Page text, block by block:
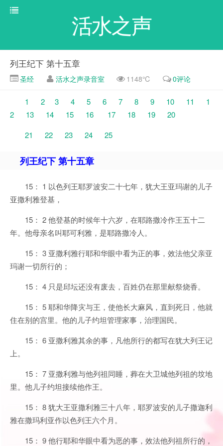
活水之声
列王纪下 第十五章
圣经 活水之声录音室 1148℃ 0评论
1 2 3 4 5 6 7 8 9 10 11
1
2
13 14 15 16 17 18 19
20
21
22 23 24 25
列王纪下 第十五章
15： 1 以色列王耶罗波安二十七年，犹大王亚玛谢的儿子
亚撒利雅登基，
15： 2 他登基的时候年十六岁，在耶路撒冷作王五十二
年。他母亲名叫耶可利雅，是耶路撒冷人。
15： 3 亚撒利雅行耶和华眼中看为正的事，效法他父亲亚
玛谢一切所行的；
15： 4 只是邱坛还没有废去，百姓仍在那里献祭烧香。
15： 5 耶和华降灾与王，使他长大麻风，直到死日，他就
住在别的宫里。他的儿子约坦管理家事，治理国民。
15： 6 亚撒利雅其余的事，凡他所行的都写在犹大列王记
上。
15： 7 亚撒利雅与他列祖同睡，葬在大卫城他列祖的坟地
里。他儿子约坦接续他作王。
15： 8 犹大王亚撒利雅三十八年，耶罗波安的儿子撒迦利
雅在撒玛利亚作以色列王六个月。
15： 9 他行耶和华眼中看为恶的事，效法他列祖所行的，